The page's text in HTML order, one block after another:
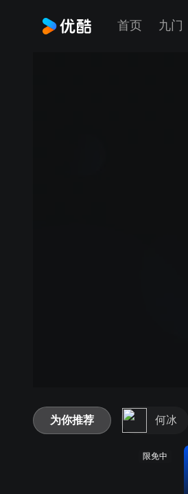
首页 九门
为你推荐 何冰
限免中